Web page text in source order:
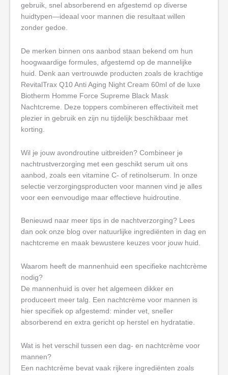
gebruik, snel absorberend en afgestemd op diverse
huidtypen—ideaal voor mannen die resultaat willen
zonder gedoe.
De merken binnen ons aanbod staan bekend om hun
hoogwaardige formules, afgestemd op de mannelijke
huid. Denk aan vertrouwde producten zoals de krachtige
RevitalTrax Q10 Anti Aging Night Cream 60ml of de luxe
Biotherm Homme Force Supreme Black Mask
Nachtcreme. Deze toppers combineren effectiviteit met
plezier in gebruik en zijn nu tijdelijk beschikbaar met
korting.
Wil je jouw avondroutine uitbreiden? Combineer je
nachtrustverzorging met een geschikt serum uit ons
aanbod, zoals een vitamine C- of retinolserum. In onze
selectie verzorgingsproducten voor mannen vind je alles
voor een eenvoudige maar effectieve huidroutine.
Benieuwd naar meer tips in de nachtverzorging? Lees
dan ook onze blog over natuurlijke ingrediënten in dag en
nachtcreme en maak bewustere keuzes voor jouw huid.
Waarom heeft de mannenhuid een specifieke nachtcrème
nodig?
De mannenhuid is over het algemeen dikker en
produceert meer talg. Een nachtcrème voor mannen is
hier specifiek op afgestemd: minder vet, sneller
absorberend en extra gericht op herstel en hydratatie.
Wat is het verschil tussen een dag- en nachtcrème voor
mannen?
Een nachtcrème bevat vaak rijkere ingrediënten zoals